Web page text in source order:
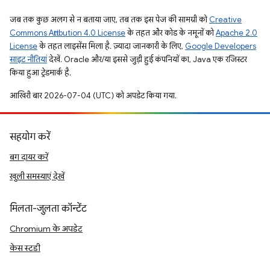
जब तक कुछ अलग से न बताया जाए, तब तक इस पेज की सामग्री कोCreative
Commons Attribution 4.0 Licenseके तहत और कोड के नमूनों कोApache 2.0
Licenseके तहत लाइसेंस मिला है. ज़्यादा जानकारी के लिए, Google Developers
साइट नीतियांदेखें. Oracle और/या इससे जुड़ी हुई कंपनियों का, Java एक रजिस्टर
किया हुआ ट्रेडमार्क है.
आखिरी बार 2026-07-04 (UTC) को अपडेट किया गया.
सहयोग करें
बग दायर करें
खुली समस्याएं देखें
मिलता-जुलता कॉन्टेंट
Chromium के अपडेट
केस स्टडी